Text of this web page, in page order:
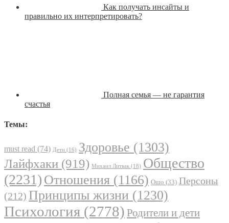
Как получать инсайты и
правильно их интерпретировать?
Полная семья — не гарантия
счастья
Темы:
must read (74) Дети (16) Здоровье (1303)
Лайфхаки (919) Михаил Литвак (18) Общество
(2231) Отношения (1166) Ошо (33) Персоны
(212) Принципы жизни (1230)
Психология (2778) Родители и дети